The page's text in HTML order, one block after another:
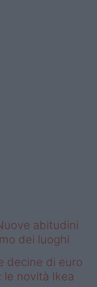
abitudini
dei luoghi
decine di euro
le novità Ikea